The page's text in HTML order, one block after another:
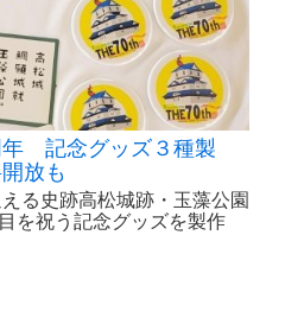
年 記念グッズ３種製
放も
る史跡高松城跡・玉藻公園
を祝う記念グッズを製作